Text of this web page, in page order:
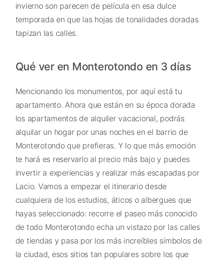
invierno son parecen de película en esa dulce
temporada en que las hojas de tonalidades doradas
tapizan las calles.
Qué ver en Monterotondo en 3 días
Mencionando los monumentos, por aquí está tu
apartamento. Ahora que están en su época dorada
los apartamentos de alquiler vacacional, podrás
alquilar un hogar por unas noches en el barrio de
Monterotondo que prefieras. Y lo que más emoción
te hará es reservarlo al precio más bajo y puedes
invertir a experiencias y realizar más escapadas por
Lacio. Vamos a empezar el itinerario desde
cualquiera de los estudios, áticos o albergues que
hayas seleccionado: recorre el paseo más conocido
de todo Monterotondo echa un vistazo por las calles
de tiendas y pasa por los más increíbles símbolos de
la ciudad, esos sitios tan populares sobre los que